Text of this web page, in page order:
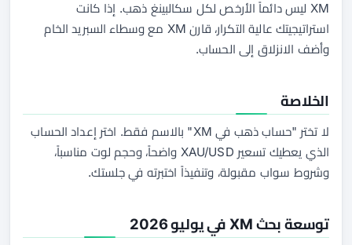
XM ليس دائماً الأرخص لكل سكالبينغ ذهب. إذا كانت
استراتيجيتك عالية التكرار، قارن XM مع وسطاء السبريد الخام
وأضف الانزلاق إلى الحساب.
الخلاصة
لا تختر "حساب ذهب في XM" بالاسم فقط. اختر إعداد الحساب
الذي يعطيك تسعير XAU/USD واضحاً، وحجم لوت مناسباً،
وشروط سواب مقبولة، وتنفيذاً اختبرته في جلستك.
توسعة بحث XM في يوليو 2026